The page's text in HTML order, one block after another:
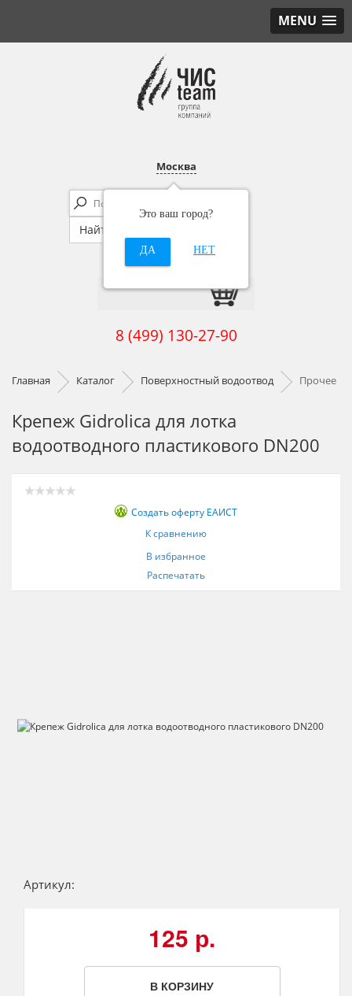
MENU
Москва
Это ваш город?
ДА НЕТ
8 (499) 130-27-90
Главная Каталог Поверхностный водоотвод Прочее
Крепеж Gidrolica для лотка
водоотводного пластикового DN200
Создать оферту ЕАИСТ
К сравнению
В избранное
Распечатать
Артикул:
125 р.
В КОРЗИНУ